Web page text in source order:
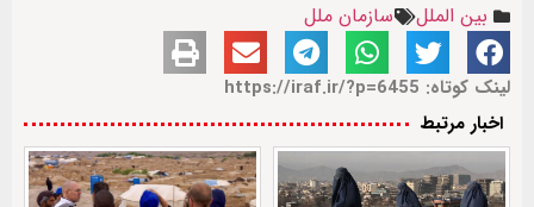
بین الملل سازمان ملل
لینک کوتاه: https://iraf.ir/?p=6455
اخبار مرتبط